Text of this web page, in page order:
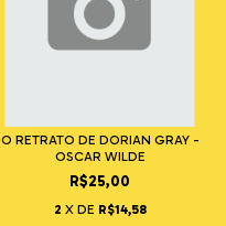
O RETRATO DE DORIAN GRAY -
OSCAR WILDE
R$25,00
2 X DE R$14,58